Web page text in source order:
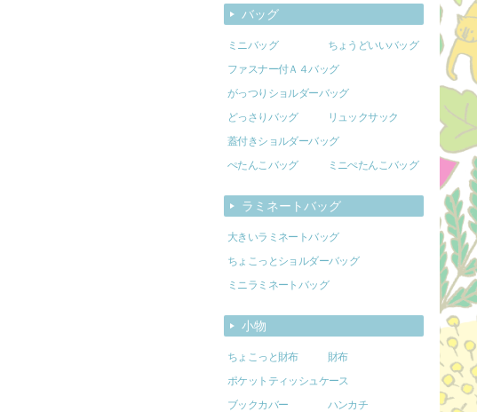
バッグ
ミニバッグ
ちょうどいいバッグ
ファスナー付Ａ４バッグ
がっつりショルダーバッグ
どっさりバッグ
リュックサック
蓋付きショルダーバッグ
ぺたんこバッグ
ミニぺたんこバッグ
ラミネートバッグ
大きいラミネートバッグ
ちょこっとショルダーバッグ
ミニラミネートバッグ
小物
ちょこっと財布
財布
ポケットティッシュケース
ブックカバー
ハンカチ